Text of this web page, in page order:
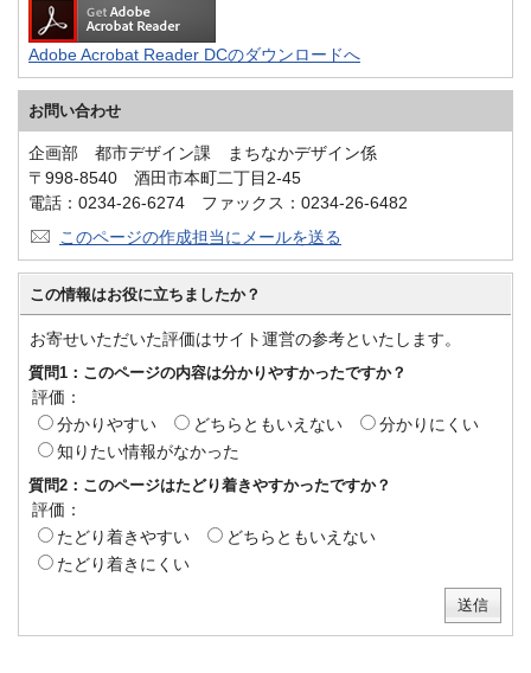
Adobe Acrobat Reader DCのダウンロードへ
お問い合わせ
企画部 都市デザイン課 まちなかデザイン係
〒998-8540 酒田市本町二丁目2-45
電話：0234-26-6274 ファックス：0234-26-6482
このページの作成担当にメールを送る
この情報はお役に立ちましたか？
お寄せいただいた評価はサイト運営の参考といたします。
質問1：このページの内容は分かりやすかったですか？
評価：
分かりやすい
どちらともいえない
分かりにくい
知りたい情報がなかった
質問2：このページはたどり着きやすかったですか？
評価：
たどり着きやすい
どちらともいえない
たどり着きにくい